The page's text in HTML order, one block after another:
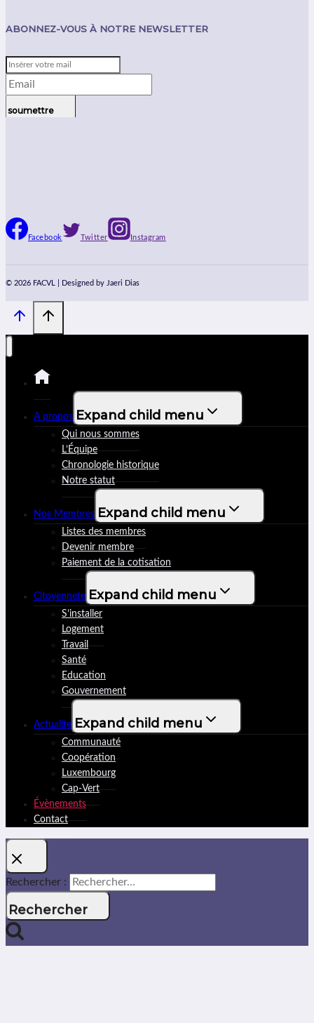
ABONNEZ-VOUS À NOTRE NEWSLETTER
soumettre
Facebook Twitter Instagram
© 2026 FACVL | Designed by Jaeri Dias
A propos Expand child menu
Qui nous sommes
L’Équipe
Chronologie historique
Notre statut
Nos Membres Expand child menu
Listes des membres
Devenir membre
Paiement de la cotisation
Citoyennete Expand child menu
S’installer
Logement
Travail
Santé
Education
Gouvernement
Actualite Expand child menu
Communauté
Coopération
Luxembourg
Cap-Vert
Évènements
Contact
Rechercher :